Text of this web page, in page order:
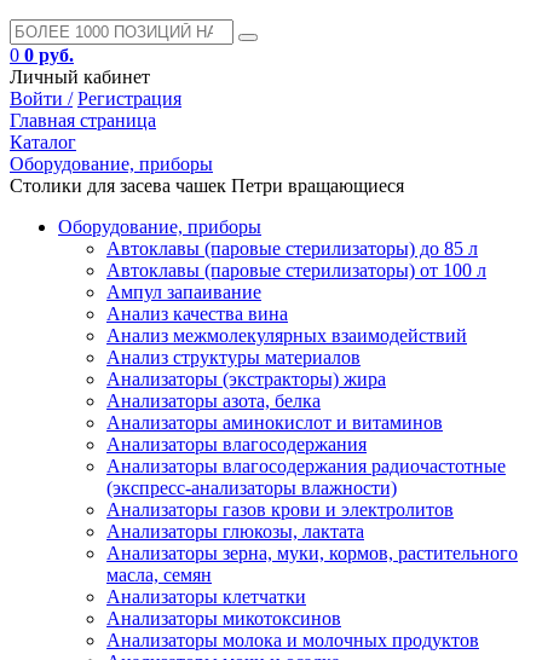
0 0 руб.
Личный кабинет
Войти / Регистрация
Главная страница
Каталог
Оборудование, приборы
Столики для засева чашек Петри вращающиеся
Оборудование, приборы
Автоклавы (паровые стерилизаторы) до 85 л
Автоклавы (паровые стерилизаторы) от 100 л
Ампул запаивание
Анализ качества вина
Анализ межмолекулярных взаимодействий
Анализ структуры материалов
Анализаторы (экстракторы) жира
Анализаторы азота, белка
Анализаторы аминокислот и витаминов
Анализаторы влагосодержания
Анализаторы влагосодержания радиочастотные
(экспресс-анализаторы влажности)
Анализаторы газов крови и электролитов
Анализаторы глюкозы, лактата
Анализаторы зерна, муки, кормов, растительного
масла, семян
Анализаторы клетчатки
Анализаторы микотоксинов
Анализаторы молока и молочных продуктов